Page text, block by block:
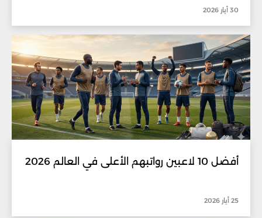
30 أيار 2026
أفضل 10 لاعبين رواتبهم الأعلى في العالم 2026
25 أيار 2026